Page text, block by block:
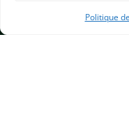
Politique